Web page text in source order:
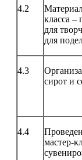
4.2
класса –
для
для
4.3
сирот и
4.4
мастер-